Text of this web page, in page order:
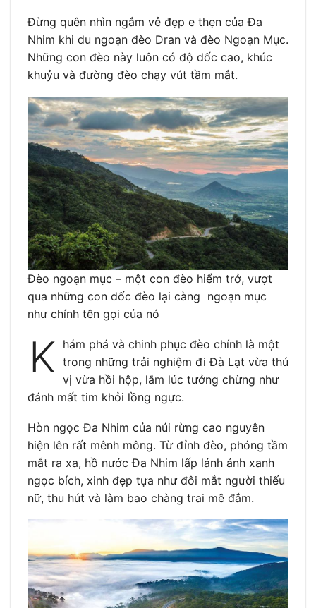
Đừng quên nhìn ngắm vẻ đẹp e thẹn của Đa
Nhim khi du ngoạn đèo Dran và đèo Ngoạn Mục.
Những con đèo này luôn có độ dốc cao, khúc
khuỷu và đường đèo chạy vút tầm mắt.
Đèo ngoạn mục – một con đèo hiểm trở, vượt
qua những con dốc đèo lại càng ngoạn mục
như chính tên gọi của nó
K hám phá và chinh phục đèo chính là một
trong những trải nghiệm đi Đà Lạt vừa thú
vị vừa hồi hộp, lắm lúc tưởng chừng như
đánh mất tim khỏi lồng ngực.
Hòn ngọc Đa Nhim của núi rừng cao nguyên
hiện lên rất mênh mông. Từ đỉnh đèo, phóng tầm
mắt ra xa, hồ nước Đa Nhim lấp lánh ánh xanh
ngọc bích, xinh đẹp tựa như đôi mắt người thiếu
nữ, thu hút và làm bao chàng trai mê đắm.